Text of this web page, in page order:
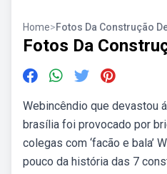
Home>Fotos Da Construção
Fotos Da
Webincêndio que devastou
brasília foi provocado por
colegas com ‘facão e bala’
pouco da história das 7